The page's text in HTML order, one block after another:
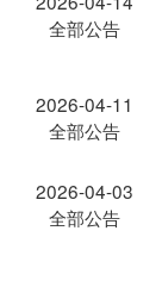
全部公告
2026-04-11
全部公告
2026-04-03
全部公告